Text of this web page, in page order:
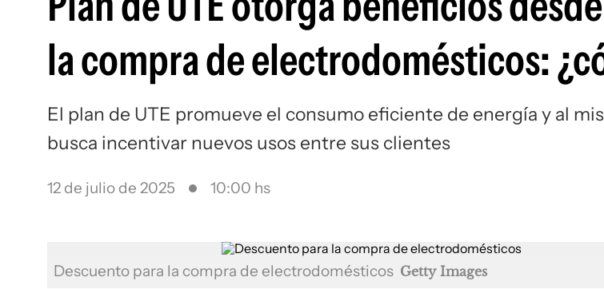
la compra de electrodomésticos:
El plan de UTE promueve el consumo eficiente de energía y al
busca incentivar nuevos usos entre sus clientes
12 de julio de 2025 10:00 hs
Descuento para la compra de electrodomésticos Getty Images